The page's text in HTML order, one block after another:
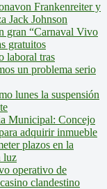
Frankenreiter y
Jack Johnson
gran “Carnaval Vivo
gratuitos
laboral tras
un problema serio
lunes la suspensión
Municipal: Concejo
adquirir inmueble
plazos en la
luz
operativo de
clandestino